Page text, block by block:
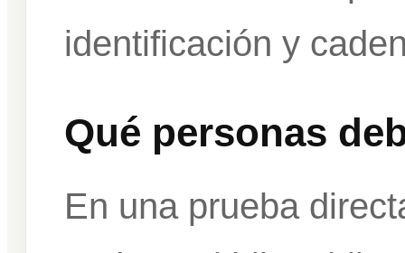
identificación y
Qué personas
En una prueba